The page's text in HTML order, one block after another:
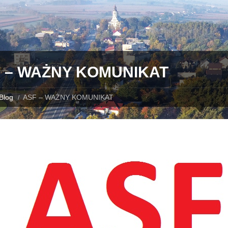
– WAŻNY KOMUNIKAT
ASF – WAŻNY KOMUNIKAT